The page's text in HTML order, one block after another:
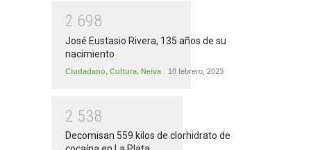
2 698
José Eustasio Rivera, 135 años de su
nacimiento
Ciudadano, Cultura, Neiva 18 febrero, 2023
2 538
Decomisan 559 kilos de clorhidrato de